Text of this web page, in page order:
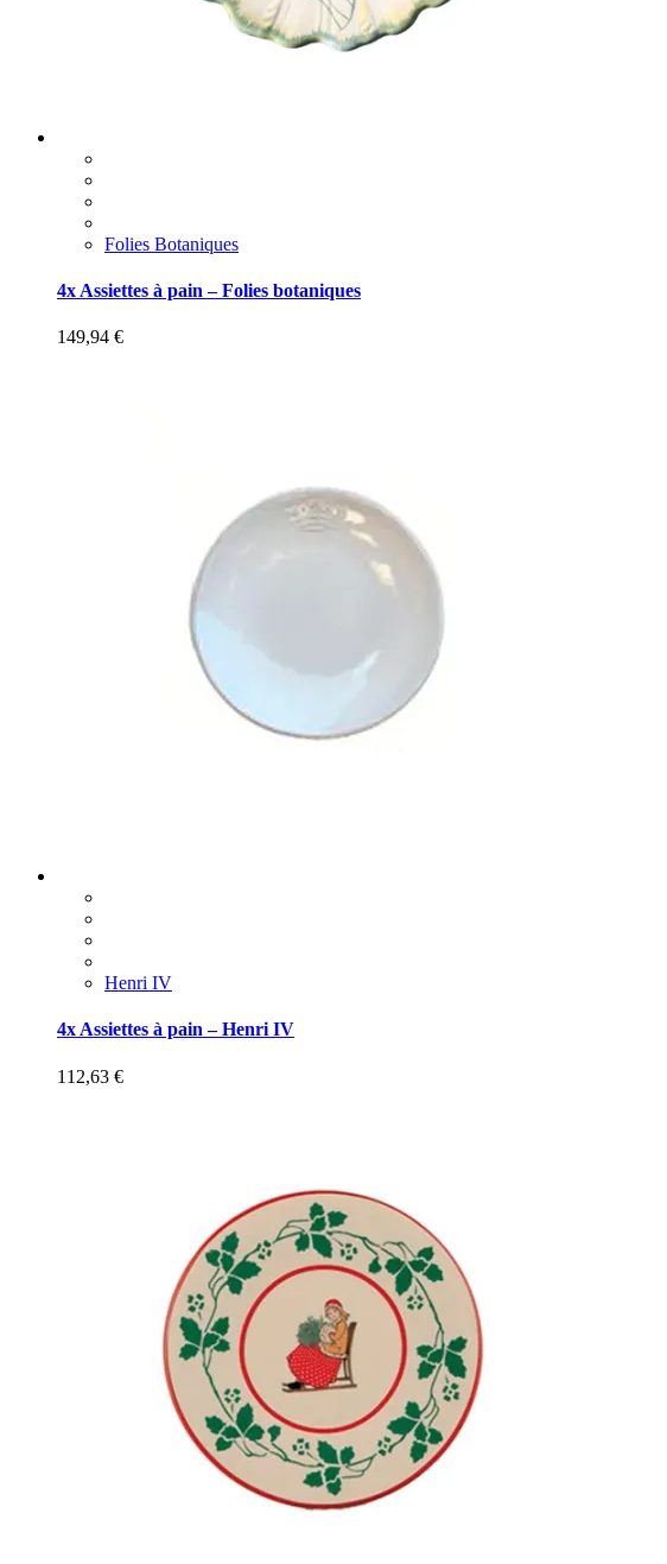
Folies Botaniques
4x Assiettes à pain – Folies botaniques
149,94 €
Henri IV
4x Assiettes à pain – Henri IV
112,63 €